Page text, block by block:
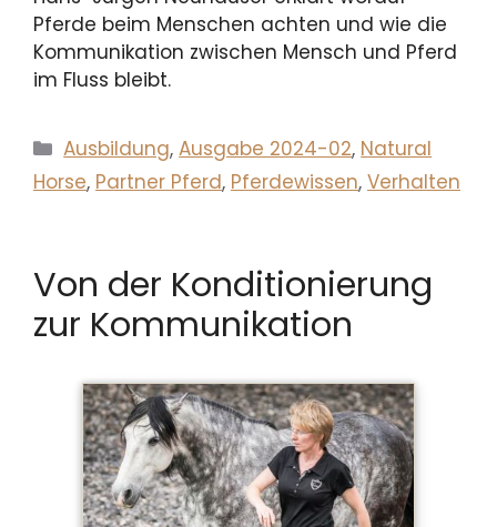
Pferde beim Menschen achten und wie die
Kommunikation zwischen Mensch und Pferd
im Fluss bleibt.
Kategorien
Ausbildung,Ausgabe 2024-02, Natural
Horse, Partner Pferd, Pferdewissen, Verhalten
Von der Konditionierung
zur Kommunikation